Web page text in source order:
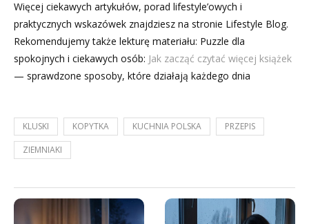
Więcej ciekawych artykułów, porad lifestyle’owych i
praktycznych wskazówek znajdziesz na stronie Lifestyle Blog.
Rekomendujemy także lekturę materiału: Puzzle dla
spokojnych i ciekawych osób: Jak zacząć czytać więcej książek
— sprawdzone sposoby, które działają każdego dnia
KLUSKI KOPYTKA KUCHNIA POLSKA
PRZEPIS
ZIEMNIAKI